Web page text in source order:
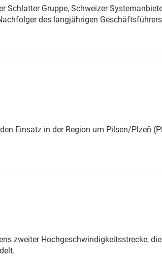
Schlatter Gruppe, Schweizer
des langjährigen
Einsatz in der Region um Pilsen/Plzeň
zweiter Hochgeschwindigkeitsstrecke,